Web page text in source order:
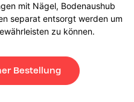
mit Nägel, Bodenaushub
separat entsorgt werden um
zu können.
Bestellung